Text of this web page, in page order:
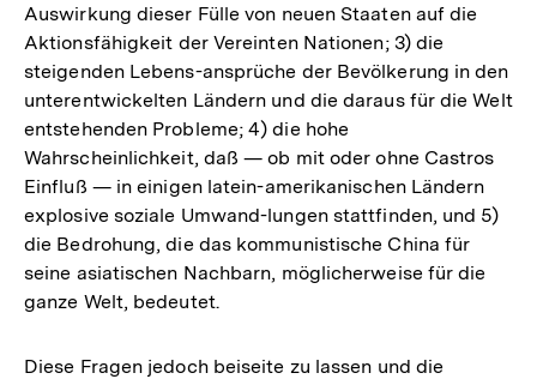
Auswirkung dieser Fülle von neuen Staaten auf die
Aktionsfähigkeit der Vereinten Nationen; 3) die
steigenden Lebens-ansprüche der Bevölkerung in den
unterentwickelten Ländern und die daraus für die Welt
entstehenden Probleme; 4) die hohe
Wahrscheinlichkeit, daß — ob mit oder ohne Castros
Einfluß — in einigen latein-amerikanischen Ländern
explosive soziale Umwand-lungen stattfinden, und 5)
die Bedrohung, die das kommunistische China für
seine asiatischen Nachbarn, möglicherweise für die
ganze Welt, bedeutet.
Diese Fragen jedoch beiseite zu lassen und die